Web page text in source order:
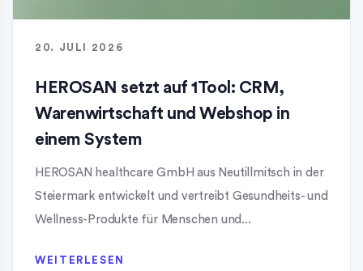
20. JULI 2026
HEROSAN setzt auf 1Tool: CRM,
Warenwirtschaft und Webshop in
einem System
HEROSAN healthcare GmbH aus Neutillmitsch in der
Steiermark entwickelt und vertreibt Gesundheits- und
Wellness-Produkte für Menschen und...
WEITERLESEN